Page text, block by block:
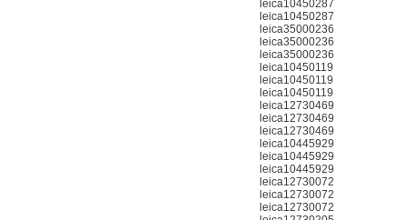
leica10450287
leica10450287
leica35000236
leica35000236
leica35000236
leica10450119
leica10450119
leica10450119
leica12730469
leica12730469
leica12730469
leica10445929
leica10445929
leica10445929
leica12730072
leica12730072
leica12730072